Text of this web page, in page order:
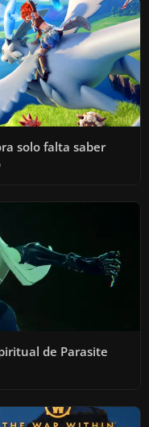
solo falta saber
de Parasite